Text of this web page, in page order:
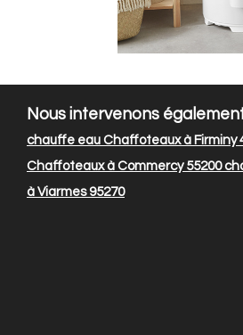
Nous intervenons
chauffe eau Chaffoteaux à Firminy
Chaffoteaux à Commercy 55200
à Viarmes 95270